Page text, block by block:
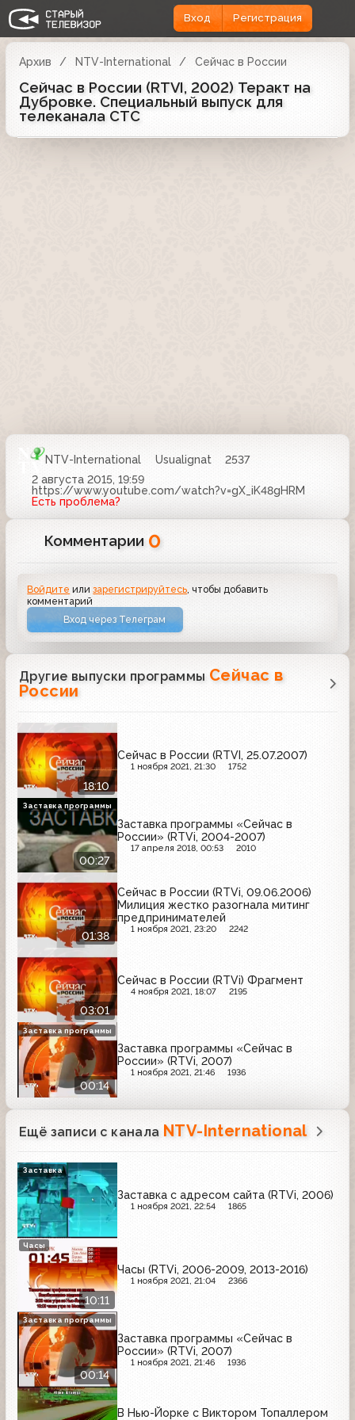
Вход Регистрация
Архив NTV-International Сейчас в России
Сейчас в России (RTVI, 2002) Теракт на
Дубровке. Специальный выпуск для
телеканала СТС
NTV-International Usualignat
2537
2 августа 2015, 19:59
https://www.youtube.com/watch?v=gX_iK48gHRM
Есть проблема?
Комментарии 0
Войдите илизарегистрируйтесь , чтобы добавить
комментарий
Вход через Телеграм
Другие выпуски программы Сейчас в
России
18:10
Сейчас в России (RTVI, 25.07.2007)
1 ноября 2021, 21:30 1752
00:27
Заставка программы «Сейчас в
России» (RTVi, 2004-2007)
17 апреля 2018, 00:53 2010
Заставка программы
01:38
Сейчас в России (RTVi, 09.06.2006)
Милиция жестко разогнала митинг
предпринимателей
1 ноября 2021, 23:20 2242
03:01
Сейчас в России (RTVi) Фрагмент
4 ноября 2021, 18:07 2195
00:14
Заставка программы «Сейчас в
России» (RTVi, 2007)
1 ноября 2021, 21:46 1936
Заставка программы
Ещё записи с канала NTV-International
Заставка с адресом сайта (RTVi, 2006)
1 ноября 2021, 22:54 1865
Заставка
10:11
Часы (RTVi, 2006-2009, 2013-2016)
1 ноября 2021, 21:04 2366
Часы
00:14
Заставка программы «Сейчас в
России» (RTVi, 2007)
1 ноября 2021, 21:46 1936
Заставка программы
В Нью-Йорке с Виктором Топаллером